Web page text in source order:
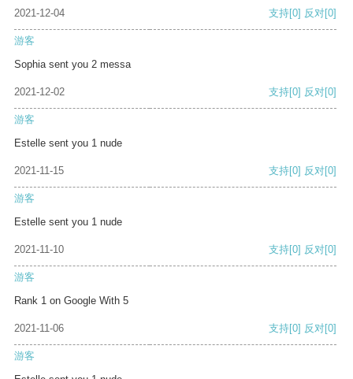
2021-12-04 支持[0] 反对[0]
游客
Sophia sent you 2 messa
2021-12-02 支持[0] 反对[0]
游客
Estelle sent you 1 nude
2021-11-15 支持[0] 反对[0]
游客
Estelle sent you 1 nude
2021-11-10 支持[0] 反对[0]
游客
Rank 1 on Google With 5
2021-11-06 支持[0] 反对[0]
游客